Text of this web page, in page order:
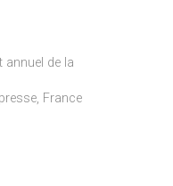
annuel de la
France